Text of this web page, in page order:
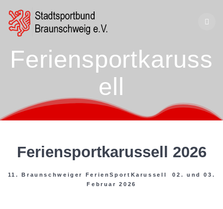
Feriensportkaruss
ell
Feriensportkarussell 2026
11. Braunschweiger FerienSportKarussell 02. und 03.
Februar 2026